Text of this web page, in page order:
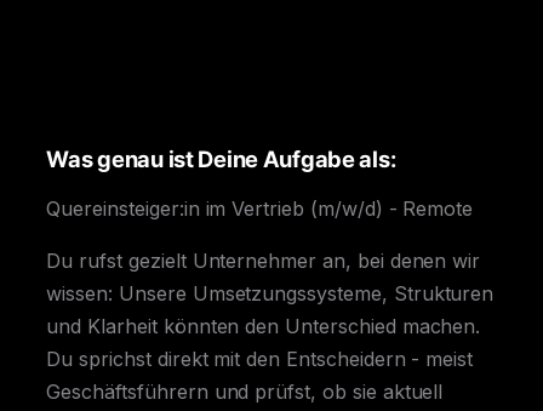
Was genau ist Deine Aufgabe als:
Quereinsteiger:in im Vertrieb (m/w/d) - Remote
Du rufst gezielt Unternehmer an, bei denen wir
wissen: Unsere Umsetzungssysteme, Strukturen
und Klarheit könnten den Unterschied machen.
Du sprichst direkt mit den Entscheidern - meist
Geschäftsführern und prüfst, ob sie aktuell